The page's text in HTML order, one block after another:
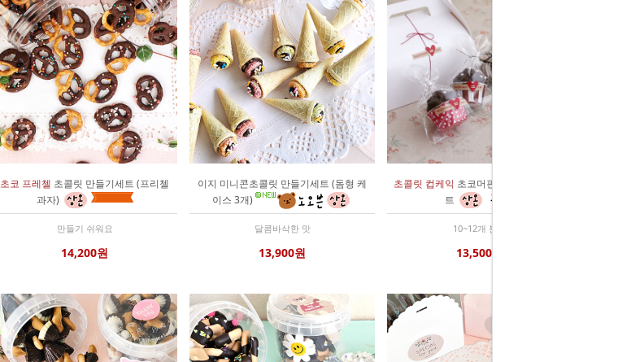
초코 프레첼 초콜릿 만들기세트 (프리첼
과자)
만들기 쉬워요
14,200원
이지 미니콘초콜릿 만들기세트 (돔형 케
이스 3개)
달콤바삭한 맛
13,900원
초콜릿 컵케익 초코머핀케이크 만들기세
트
10~12개 분량
13,500원